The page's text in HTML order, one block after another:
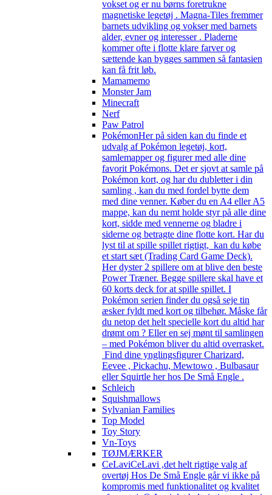
vokset og er nu børns foretrukne
magnetiske legetøj . Magna-Tiles fremmer
barnets udvikling og vokser med barnets
alder, evner og interesser . Pladerne
kommer ofte i flotte klare farver og
sættende kan bygges sammen så fantasien
kan få frit løb.
Mamamemo
Monster Jam
Minecraft
Nerf
Paw Patrol
PokémonHer på siden kan du finde et
udvalg af Pokémon legetøj, kort,
samlemapper og figurer med alle dine
favorit Pokémons. Det er sjovt at samle på
Pokémon kort, og har du dubletter i din
samling , kan du med fordel bytte dem
med dine venner. Køber du en A4 eller A5
mappe, kan du nemt holde styr på alle dine
kort, sidde med vennerne og bladre i
siderne og betragte dine flotte kort. Har du
lyst til at spille spillet rigtigt, kan du købe
et start sæt (Trading Card Game Deck).
Her dyster 2 spillere om at blive den beste
Power Træner. Begge spillere skal have et
60 korts deck for at spille spillet. I
Pokémon serien finder du også seje tin
æsker fyldt med kort og tilbehør. Måske får
du netop det helt specielle kort du altid har
drømt om ? Eller en sej mønt til samlingen
– med Pokémon bliver du altid overrasket.
Find dine ynglingsfigurer Charizard,
Eevee , Pickachu, Mewtowo , Bulbasaur
eller Squirtle her hos De Små Engle .
Schleich
Squishmallows
Sylvanian Families
Top Model
Toy Story
Vn-Toys
TØJMÆRKER
CeLaviCeLavi ,det helt rigtige valg af
overtøj Hos De Små Engle går vi ikke på
kompromis med funktionalitet og kvalitet